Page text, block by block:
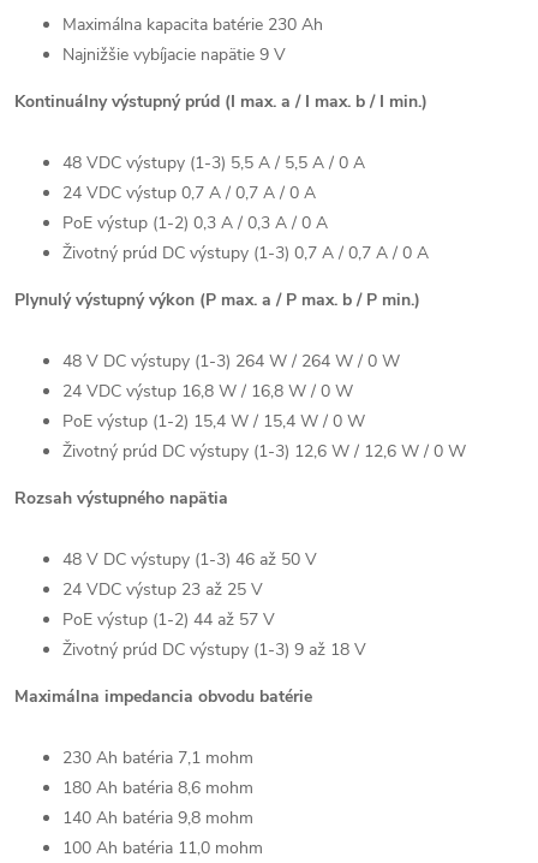
Maximálna kapacita batérie 230 Ah
Najnižšie vybíjacie napätie 9 V
Kontinuálny výstupný prúd (I max. a / I max. b / I min.)
48 VDC výstupy (1-3) 5,5 A / 5,5 A / 0 A
24 VDC výstup 0,7 A / 0,7 A / 0 A
PoE výstup (1-2) 0,3 A / 0,3 A / 0 A
Životný prúd DC výstupy (1-3) 0,7 A / 0,7 A / 0 A
Plynulý výstupný výkon (P max. a / P max. b / P min.)
48 V DC výstupy (1-3) 264 W / 264 W / 0 W
24 VDC výstup 16,8 W / 16,8 W / 0 W
PoE výstup (1-2) 15,4 W / 15,4 W / 0 W
Životný prúd DC výstupy (1-3) 12,6 W / 12,6 W / 0 W
Rozsah výstupného napätia
48 V DC výstupy (1-3) 46 až 50 V
24 VDC výstup 23 až 25 V
PoE výstup (1-2) 44 až 57 V
Životný prúd DC výstupy (1-3) 9 až 18 V
Maximálna impedancia obvodu batérie
230 Ah batéria 7,1 mohm
180 Ah batéria 8,6 mohm
140 Ah batéria 9,8 mohm
100 Ah batéria 11,0 mohm